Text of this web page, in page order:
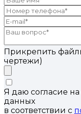
Прикрепить
чертежи)
Я даю согласие
данных
в соответствии с